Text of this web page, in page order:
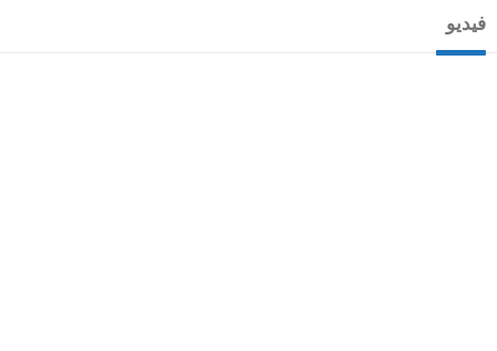
فيديو